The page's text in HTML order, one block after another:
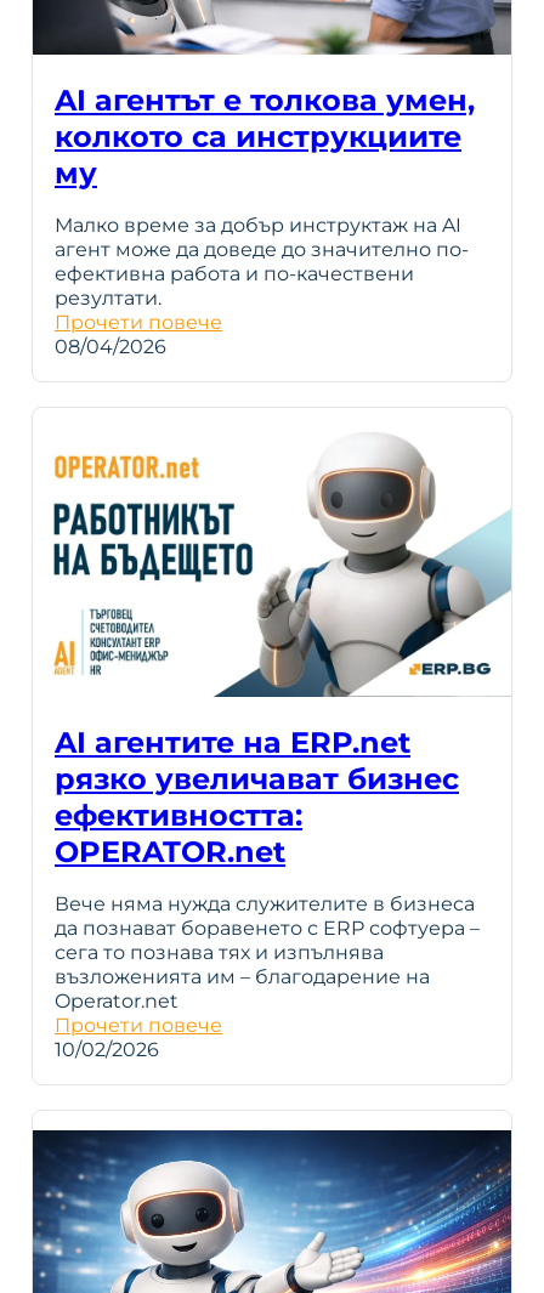
AI агентът е толкова умен,
колкото са инструкциите
му
Малко време за добър инструктаж на AI
агент може да доведе до значително по-
ефективна работа и по-качествени
резултати.
Прочети повече
08/04/2026
AI агентите на ERP.net
рязко увеличават бизнес
ефективността:
OPERATOR.net
Вече няма нужда служителите в бизнеса
да познават боравенето с ERP софтуера –
сега то познава тях и изпълнява
възложенията им – благодарение на
Operator.net
Прочети повече
10/02/2026